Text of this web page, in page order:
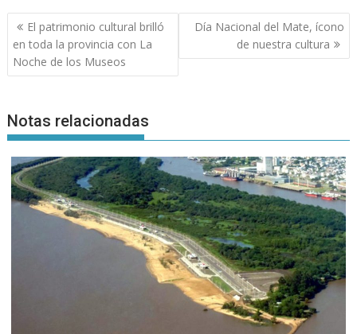
Navegación
de
entradas
El patrimonio cultural brilló
en toda la provincia con La
Noche de los Museos
Día Nacional del Mate, ícono
de nuestra cultura
Notas relacionadas